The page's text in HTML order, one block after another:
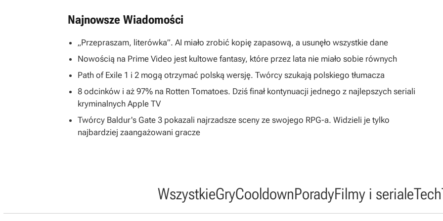
Najnowsze Wiadomości
„Przepraszam, literówka”. AI miało zrobić kopię zapasową, a usunęło wszystkie dane
Nowością na Prime Video jest kultowe fantasy, które przez lata nie miało sobie równych
Path of Exile 1 i 2 mogą otrzymać polską wersję. Twórcy szukają polskiego tłumacza
8 odcinków i aż 97% na Rotten Tomatoes. Dziś finał kontynuacji jednego z najlepszych seriali
kryminalnych Apple TV
Twórcy Baldur's Gate 3 pokazali najrzadsze sceny ze swojego RPG-a. Widzieli je tylko
najbardziej zaangażowani gracze
WszystkieGryCooldownPoradyFilmy i serialeTech